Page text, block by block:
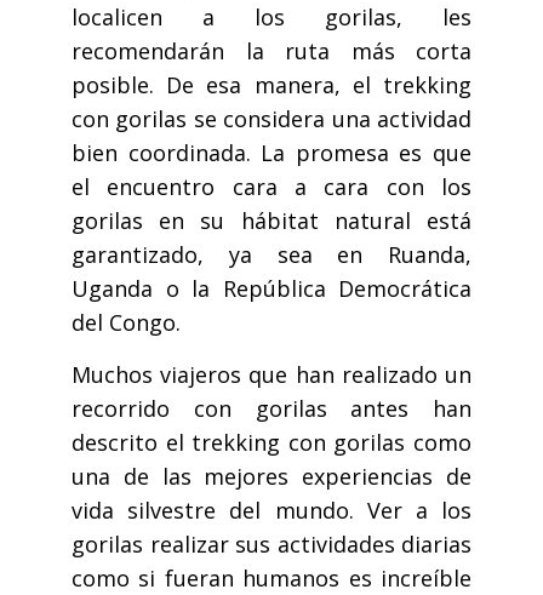
localicen a los gorilas, les
recomendarán la ruta más corta
posible. De esa manera, el trekking
con gorilas se considera una actividad
bien coordinada. La promesa es que
el encuentro cara a cara con los
gorilas en su hábitat natural está
garantizado, ya sea en Ruanda,
Uganda o la República Democrática
del Congo.
Muchos viajeros que han realizado un
recorrido con gorilas antes han
descrito el trekking con gorilas como
una de las mejores experiencias de
vida silvestre del mundo. Ver a los
gorilas realizar sus actividades diarias
como si fueran humanos es increíble